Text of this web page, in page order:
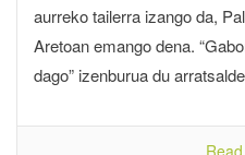
aurreko tailerra izango da,
Aretoan emango dena.
dago” izenburua du